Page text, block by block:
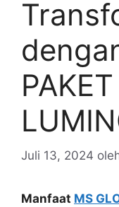
Juli 13, 2024
Manfaat MS